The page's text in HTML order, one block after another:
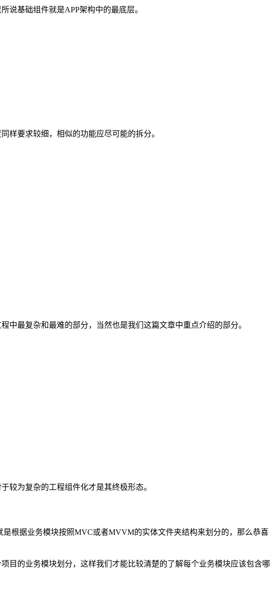
说基础组件就是APP架构中的最底层。
样要求较细，相似的功能应尽可能的拆分。
最复杂和最难的部分，当然也是我们这篇文章中重点介绍的部分。
较为复杂的工程组件化才是其终极形态。
根据业务模块按照MVC或者MVVM的实体文件夹结构来划分的，那么恭喜
目的业务模块划分，这样我们才能比较清楚的了解每个业务模块应该包含哪